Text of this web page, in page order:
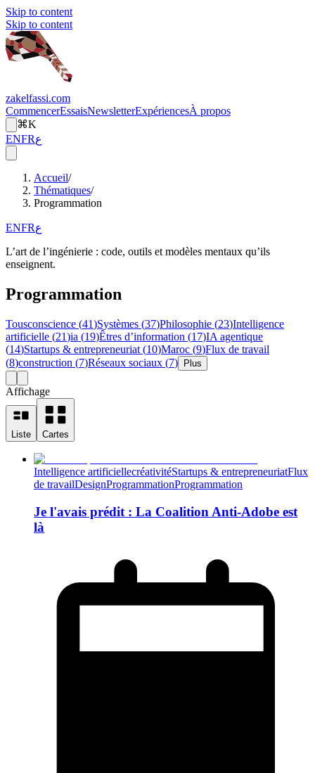
Skip to content
Skip to content
zakelfassi.com
CommencerEssaisNewsletterExpériencesÀ propos
⌘K
ENFRع
Accueil/
Thématiques/
Programmation
ENFRع
L’art de l’ingénierie : code, outils et modèles mentaux qu’ils
enseignent.
Programmation
Tousconscience (41)Systèmes (37)Philosophie (23)Intelligence
artificielle (21)ia (19)Êtres d’information (17)IA agentique
(14)Startups & entrepreneuriat (10)Maroc (9)Flux de travail
(8)construction (7)Réseaux sociaux (7) Plus
Affichage
Liste Cartes
Intelligence artificiellecréativitéStartups & entrepreneuriatFlux
de travailDesignProgrammationProgrammation
Je l'avais prédit : La Coalition Anti-Adobe est
là